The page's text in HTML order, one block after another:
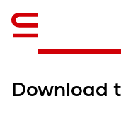
Download